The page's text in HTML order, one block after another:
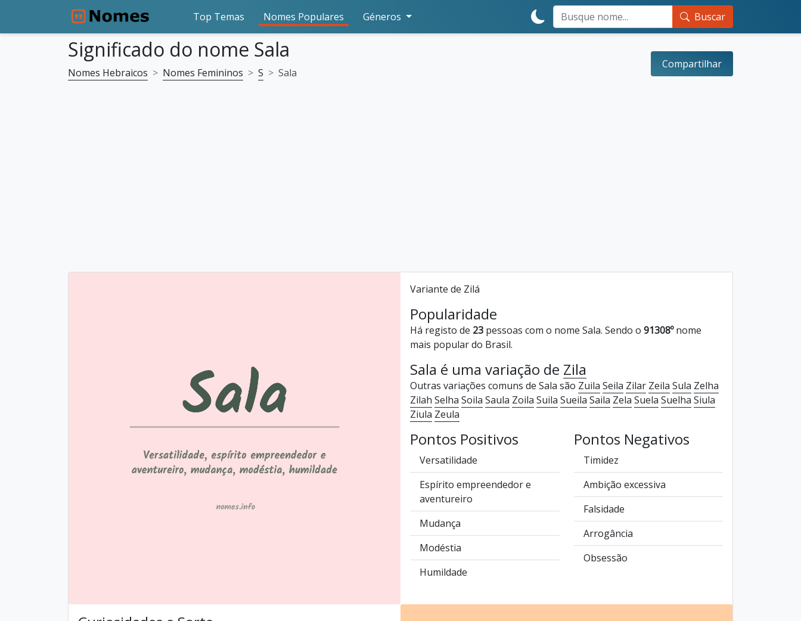
Top Temas Nomes Populares Géneros Buscar
Significado do nome Sala
Nomes Hebraicos Nomes Femininos S Sala
Compartilhar
Variante de Zilá
Popularidade
Há registo de 23 pessoas com o nome Sala. Sendo o 91308ºnome
mais popular do Brasil.
Sala é uma variação de Zila
Outras variações comuns de Sala são Zuila Seila Zilar Zeila Sula Zelha
Zilah Selha Soila Saula Zoila Suila Sueila Saila Zela Suela Suelha Siula
Ziula Zeula
Pontos Positivos
Versatilidade
Espírito empreendedor e
aventureiro
Mudança
Modéstia
Humildade
Pontos Negativos
Timidez
Ambição excessiva
Falsidade
Arrogância
Obsessão